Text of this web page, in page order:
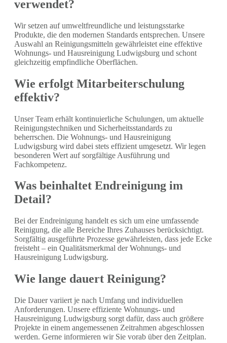
verwendet?
Wir setzen auf umweltfreundliche und leistungsstarke
Produkte, die den modernen Standards entsprechen. Unsere
Auswahl an Reinigungsmitteln gewährleistet eine effektive
Wohnungs- und Hausreinigung Ludwigsburg und schont
gleichzeitig empfindliche Oberflächen.
Wie erfolgt Mitarbeiterschulung
effektiv?
Unser Team erhält kontinuierliche Schulungen, um aktuelle
Reinigungstechniken und Sicherheitsstandards zu
beherrschen. Die Wohnungs- und Hausreinigung
Ludwigsburg wird dabei stets effizient umgesetzt. Wir legen
besonderen Wert auf sorgfältige Ausführung und
Fachkompetenz.
Was beinhaltet Endreinigung im
Detail?
Bei der Endreinigung handelt es sich um eine umfassende
Reinigung, die alle Bereiche Ihres Zuhauses berücksichtigt.
Sorgfältig ausgeführte Prozesse gewährleisten, dass jede Ecke
freisteht – ein Qualitätsmerkmal der Wohnungs- und
Hausreinigung Ludwigsburg.
Wie lange dauert Reinigung?
Die Dauer variiert je nach Umfang und individuellen
Anforderungen. Unsere effiziente Wohnungs- und
Hausreinigung Ludwigsburg sorgt dafür, dass auch größere
Projekte in einem angemessenen Zeitrahmen abgeschlossen
werden. Gerne informieren wir Sie vorab über den Zeitplan.